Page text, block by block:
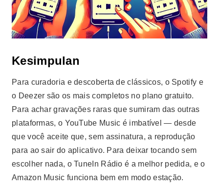
Kesimpulan
Para curadoria e descoberta de clássicos, o Spotify e
o Deezer são os mais completos no plano gratuito.
Para achar gravações raras que sumiram das outras
plataformas, o YouTube Music é imbatível — desde
que você aceite que, sem assinatura, a reprodução
para ao sair do aplicativo. Para deixar tocando sem
escolher nada, o TuneIn Rádio é a melhor pedida, e o
Amazon Music funciona bem em modo estação.